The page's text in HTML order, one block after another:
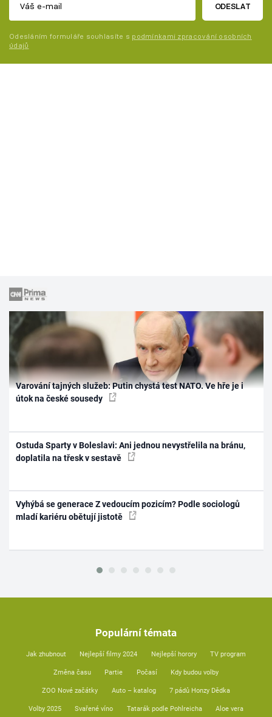
ODESLAT
Odesláním formuláře souhlasíte s podmínkami zpracování osobních
údajů
Varování tajných služeb: Putin chystá test NATO. Ve hře je i
útok na české sousedy
Ostuda Sparty v Boleslavi: Ani jednou nevystřelila na bránu,
doplatila na třesk v sestavě
Vyhýbá se generace Z vedoucím pozicím? Podle sociologů
mladí kariéru obětují jistotě
Populární témata
Jak zhubnout Nejlepší filmy 2024 Nejlepší horory TV program
Změna času Partie Počasí Kdy budou volby
ZOO Nové začátky Auto – katalog 7 pádů Honzy Dědka
Volby 2025 Svařené víno Tatarák podle Pohlreicha Aloe vera